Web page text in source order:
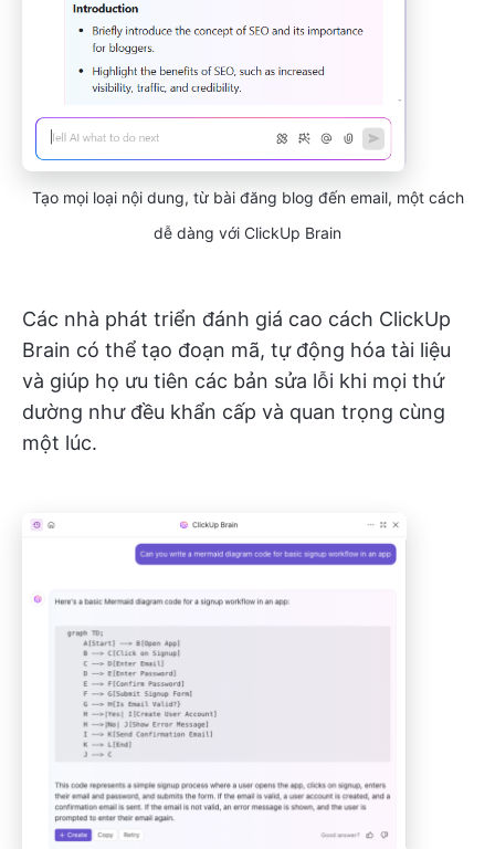
Tạo mọi loại nội dung, từ bài đăng blog đến email, một cách
dễ dàng với ClickUp Brain
Các nhà phát triển đánh giá cao cách ClickUp
Brain có thể tạo đoạn mã, tự động hóa tài liệu
và giúp họ ưu tiên các bản sửa lỗi khi mọi thứ
dường như đều khẩn cấp và quan trọng cùng
một lúc.